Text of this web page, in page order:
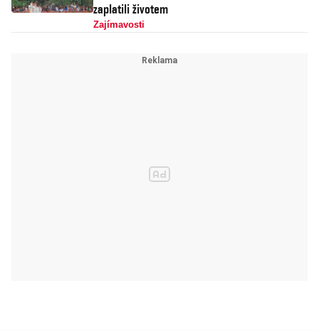
zaplatili životem
Zajímavosti